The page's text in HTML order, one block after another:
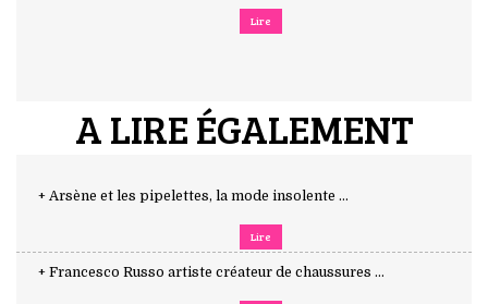
Lire
A LIRE ÉGALEMENT
+ Arsène et les pipelettes, la mode insolente ...
Lire
+ Francesco Russo artiste créateur de chaussures ...